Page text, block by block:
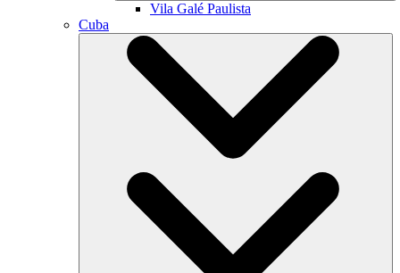
Vila Galé Paulista
Cuba